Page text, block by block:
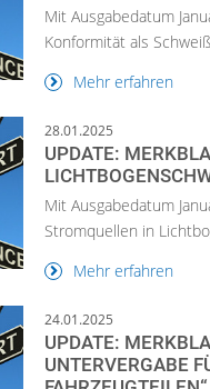
Mit Ausgabedatum
Konformität als
Mehr erfahren
28.01.2025
UPDATE:
Mit Ausgabedatum
Stromquellen in
Mehr erfahren
24.01.2025
UPDATE:
UNTERVERGABE